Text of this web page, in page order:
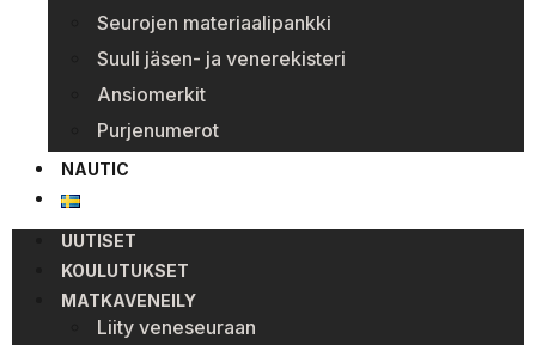
Seurojen materiaalipankki
Suuli jäsen- ja venerekisteri
Ansiomerkit
Purjenumerot
NAUTIC
UUTISET
KOULUTUKSET
MATKAVENEILY
Liity veneseuraan